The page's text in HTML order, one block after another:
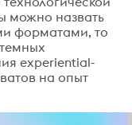
можно назвать
форматами, то
experiential-
на опыт